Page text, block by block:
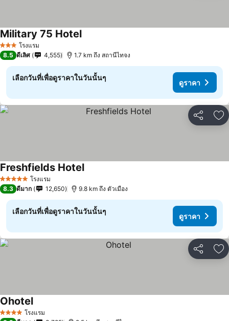
3 ดาว โรงแรม
Military 75 Hotel
8.5 ดีเลิศ 4,555 1.7 km ถึง สถานีไทจง
เลือกวันที่เพื่อดูราคาในวันนั้นๆ
ดูราคา
แชร์ เ
5 ดาว โรงแรม
Freshfields Hotel
8.3 ดีมาก 12,650 9.8 km ถึง ตัวเมือง
เลือกวันที่เพื่อดูราคาในวันนั้นๆ
ดูราคา
แชร์ เ
4 ดาว โรงแรม
Ohotel